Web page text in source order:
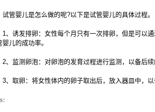
婴儿是怎么做的呢?以下是试管婴儿的具体过程。
诱发排卵：女性每个月只有一次排卵，但是可以通
婴儿的成功率。
监测卵泡：对卵泡的发育过程进行监测，以备后续
取卵：将女性体内的卵子取出后，放入器皿中，以